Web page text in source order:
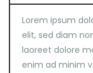
Lorem ipsum
elit, sed diam
laoreet dolore
enim ad minim